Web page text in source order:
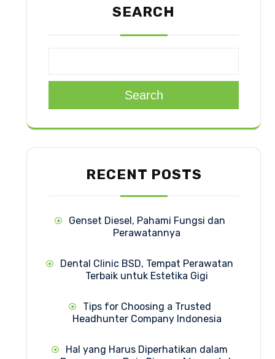
SEARCH
Search
RECENT POSTS
Genset Diesel, Pahami Fungsi dan
Perawatannya
Dental Clinic BSD, Tempat Perawatan
Terbaik untuk Estetika Gigi
Tips for Choosing a Trusted
Headhunter Company Indonesia
Hal yang Harus Diperhatikan dalam